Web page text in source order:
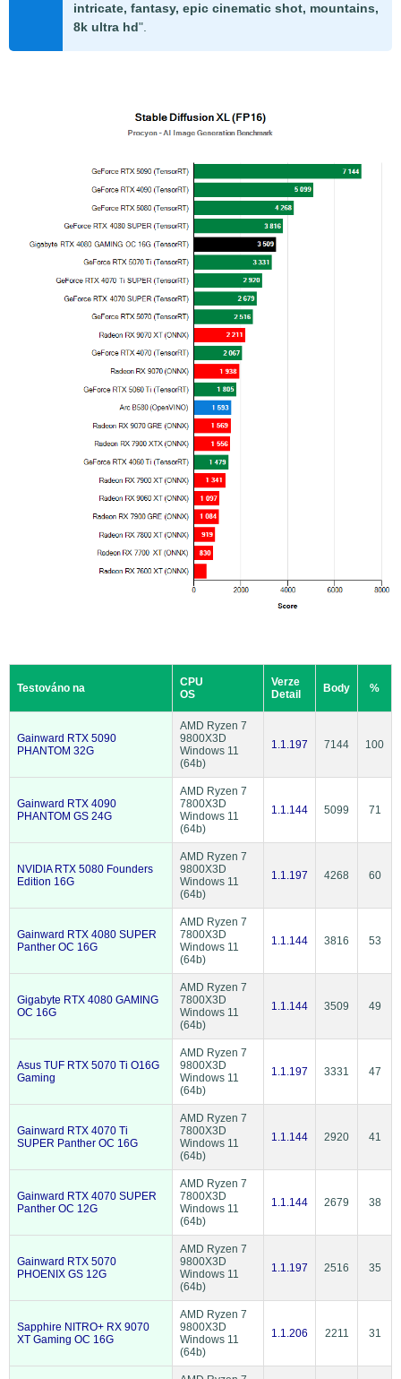
intricate, fantasy, epic cinematic shot, mountains,
8k ultra hd".
Testováno na
CPU
OS
Verze
Detail
Body %
Gainward RTX 5090
PHANTOM 32G
AMD Ryzen 7
9800X3D
Windows 11
(64b)
1.1.197 7144 100
Gainward RTX 4090
PHANTOM GS 24G
AMD Ryzen 7
7800X3D
Windows 11
(64b)
1.1.144 5099 71
NVIDIA RTX 5080 Founders
Edition 16G
AMD Ryzen 7
9800X3D
Windows 11
(64b)
1.1.197 4268 60
Gainward RTX 4080 SUPER
Panther OC 16G
AMD Ryzen 7
7800X3D
Windows 11
(64b)
1.1.144 3816 53
Gigabyte RTX 4080 GAMING
OC 16G
AMD Ryzen 7
7800X3D
Windows 11
(64b)
1.1.144 3509 49
Asus TUF RTX 5070 Ti O16G
Gaming
AMD Ryzen 7
9800X3D
Windows 11
(64b)
1.1.197 3331 47
Gainward RTX 4070 Ti
SUPER Panther OC 16G
AMD Ryzen 7
7800X3D
Windows 11
(64b)
1.1.144 2920 41
Gainward RTX 4070 SUPER
Panther OC 12G
AMD Ryzen 7
7800X3D
Windows 11
(64b)
1.1.144 2679 38
Gainward RTX 5070
PHOENIX GS 12G
AMD Ryzen 7
9800X3D
Windows 11
(64b)
1.1.197 2516 35
Sapphire NITRO+ RX 9070
XT Gaming OC 16G
AMD Ryzen 7
9800X3D
Windows 11
(64b)
1.1.206 2211 31